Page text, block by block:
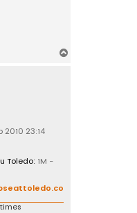
2010 23:14
Toledo: 1M -
foro/vie